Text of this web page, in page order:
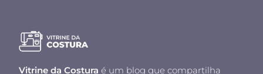
Vitrine da Costura é um blog que compartilha